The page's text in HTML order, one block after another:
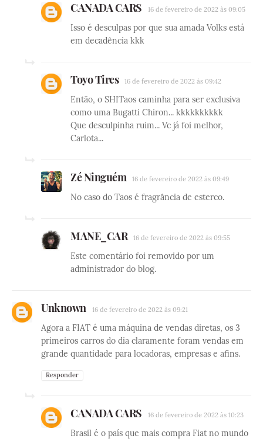
CANADA CARS 16 de fevereiro de 2022 às 09:05
Isso é desculpas por que sua amada Volks está
em decadência kkk
Toyo Tires 16 de fevereiro de 2022 às 09:42
Então, o SHITaos caminha para ser exclusiva
como uma Bugatti Chiron... kkkkkkkkkk
Que desculpinha ruim... Vc já foi melhor,
Carlota...
Zé Ninguém 16 de fevereiro de 2022 às 09:49
No caso do Taos é fragrância de esterco.
MANE_CAR 16 de fevereiro de 2022 às 09:55
Este comentário foi removido por um
administrador do blog.
Unknown 16 de fevereiro de 2022 às 09:21
Agora a FIAT é uma máquina de vendas diretas, os 3
primeiros carros do dia claramente foram vendas em
grande quantidade para locadoras, empresas e afins.
Responder
CANADA CARS 16 de fevereiro de 2022 às 10:23
Brasil é o país que mais compra Fiat no mundo